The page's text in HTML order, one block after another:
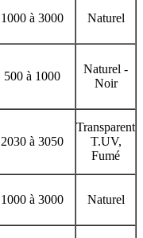
1000 à 3000 Naturel
500 à 1000
Naturel -
Noir
2030 à 3050
Transparent
T.UV,
Fumé
1000 à 3000 Naturel